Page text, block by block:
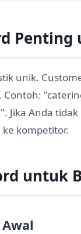
unik.
Jika Anda
kompetitor.
untuk